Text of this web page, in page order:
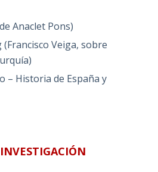
Anaclet Pons)
(Francisco Veiga, sobre
– Historia de España y